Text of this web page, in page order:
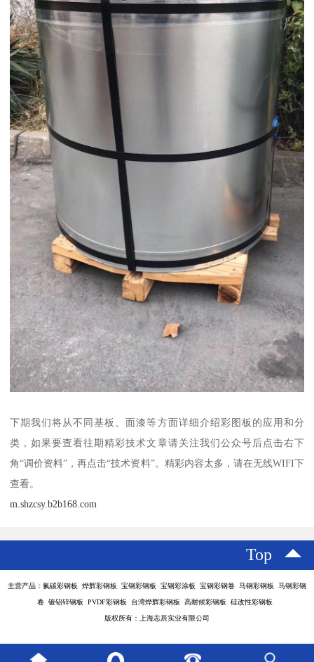
下期我们将从不同基板、面漆等方面详细介绍彩图板的应用和分
类，如果要查看往期精彩技术文章请关注我们公众号后点击右下
角“调价资料”，再点击“技术资料”。精彩内容太多，请在无线WIFI下
查看。
m.shzcsy.b2b168.com
Top
主营产品：氟碳彩钢板 烨辉彩钢板 宝钢彩钢板 宝钢彩涂板 宝钢彩钢卷 马钢彩钢板 马钢彩钢
卷 镀铝锌钢板 PVDF彩钢板 台湾烨辉彩钢板 高耐候彩钢板 硅改性彩钢板
版权所有：上海志辰实业有限公司